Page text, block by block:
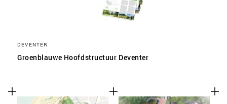
DEVENTER
Groenblauwe Hoofdstructuur Deventer